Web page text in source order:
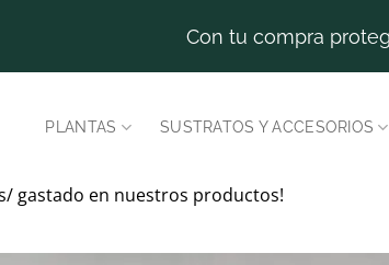
Con tu compra
PLANTAS SUSTRATOS Y ACCESORIOS
gastado en nuestros productos!